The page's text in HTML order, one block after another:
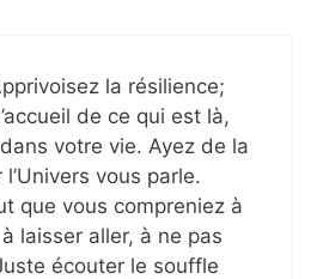
la résilience;
de ce qui est là,
votre vie. Ayez de la
vous parle.
que vous compreniez à
laisser aller, à ne pas
écouter le souffle